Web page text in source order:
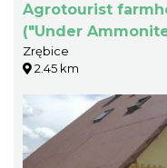
Agrotourist
("Under
Zrębice
2.45 km